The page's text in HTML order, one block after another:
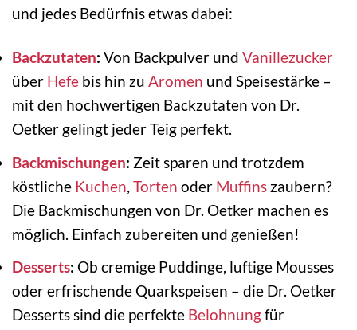
und jedes Bedürfnis etwas dabei:
Backzutaten: Von Backpulver und Vanillezucker
über Hefe bis hin zu Aromen und Speisestärke –
mit den hochwertigen Backzutaten von Dr.
Oetker gelingt jeder Teig perfekt.
Backmischungen: Zeit sparen und trotzdem
köstliche Kuchen, Torten oder Muffins zaubern?
Die Backmischungen von Dr. Oetker machen es
möglich. Einfach zubereiten und genießen!
Desserts: Ob cremige Puddinge, luftige Mousses
oder erfrischende Quarkspeisen – die Dr. Oetker
Desserts sind die perfekte Belohnungfür